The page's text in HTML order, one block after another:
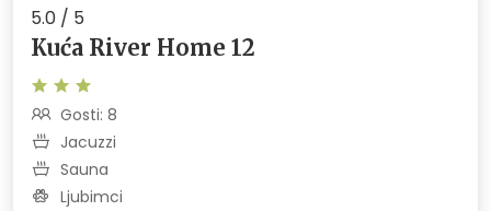
5.0 / 5
Kuća River Home 12
Gosti: 8
Jacuzzi
Sauna
Ljubimci